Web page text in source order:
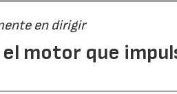
en dirigir
motor que